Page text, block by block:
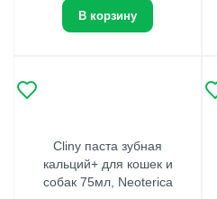
В корзину
Cliny паста зубная
кальций+ для кошек и
собак 75мл, Neoterica